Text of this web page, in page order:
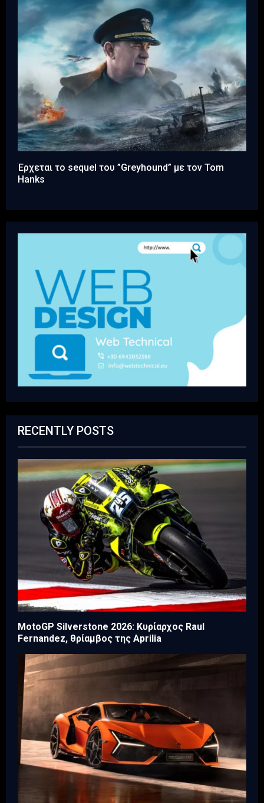
Έρχεται το sequel του ”Greyhound” με τον Tom
Hanks
RECENTLY POSTS
MotoGP Silverstone 2026: Κυρίαρχος Raul
Fernandez, θρίαμβος της Aprilia